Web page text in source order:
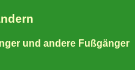
und andere Fußgänger